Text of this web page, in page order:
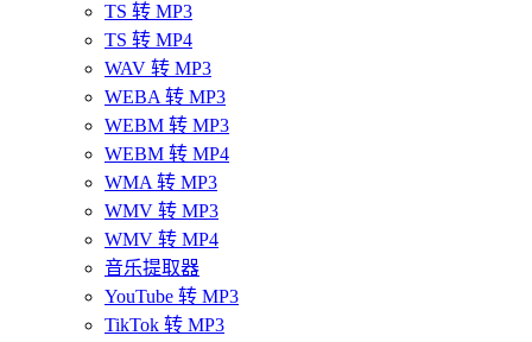
TS 转 MP3
TS 转 MP4
WAV 转 MP3
WEBA 转 MP3
WEBM 转 MP3
WEBM 转 MP4
WMA 转 MP3
WMV 转 MP3
WMV 转 MP4
音乐提取器
YouTube 转 MP3
TikTok 转 MP3